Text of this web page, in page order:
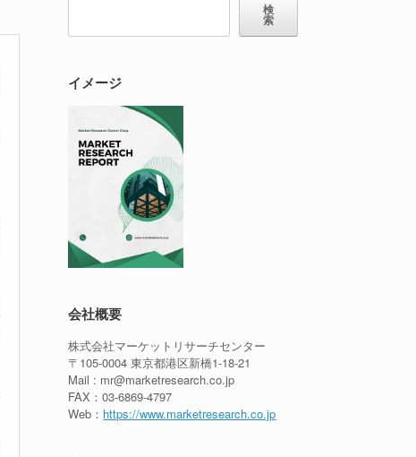
検
索
イメージ
会社概要
株式会社マーケットリサーチセンター
〒105-0004 東京都港区新橋1-18-21
Mail : mr@marketresearch.co.jp
FAX：03-6869-4797
Web： https://www.marketresearch.co.jp